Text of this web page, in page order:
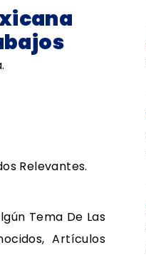
Relevantes.
Tema De Las
Artículos